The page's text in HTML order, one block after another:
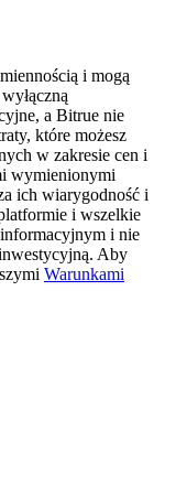
i mogą
a Bitrue nie
które możesz
w zakresie cen i
wymienionymi
ich wiarygodność i
i wszelkie
informacyjnym i nie
Aby
Warunkami